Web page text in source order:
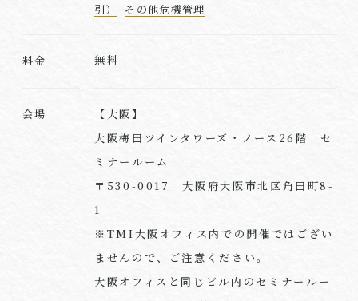
引）
その他危機管理
料金 無料
会場
【大阪】
大阪梅田ツインタワーズ・ノース26階 セ
ミナールーム
〒530-0017 大阪府大阪市北区角田町8-
1
※TMI大阪オフィス内での開催ではござい
ませんので、ご注意ください。
大阪オフィスと同じビル内のセミナールー